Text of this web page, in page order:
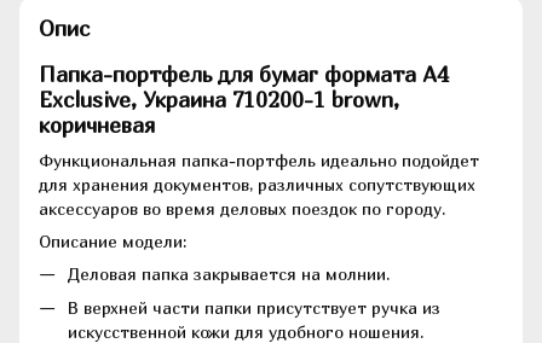
Опис
Папка-портфель для бумаг формата А4
Exclusive, Украина 710200-1 brown,
коричневая
Функциональная папка-портфель идеально подойдет
для хранения документов, различных сопутствующих
аксессуаров во время деловых поездок по городу.
Описание модели:
Деловая папка закрывается на молнии.
В верхней части папки присутствует ручка из
искусственной кожи для удобного ношения.